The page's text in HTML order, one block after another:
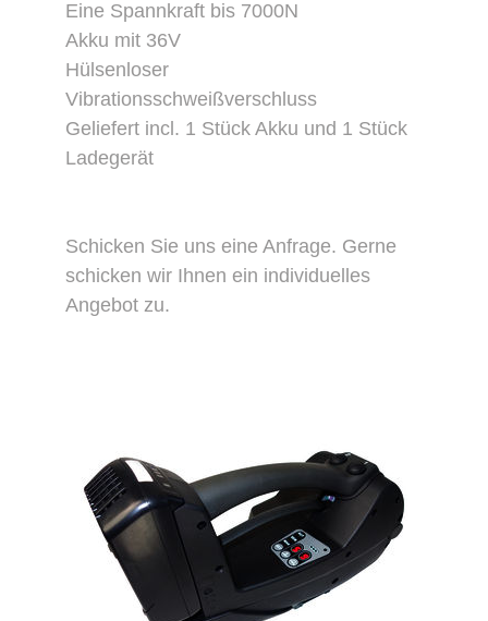
Eine Spannkraft bis 7000N
Akku mit 36V
Hülsenloser
Vibrationsschweißverschluss
Geliefert incl. 1 Stück Akku und 1 Stück
Ladegerät
Schicken Sie uns eine Anfrage. Gerne
schicken wir Ihnen ein individuelles
Angebot zu.